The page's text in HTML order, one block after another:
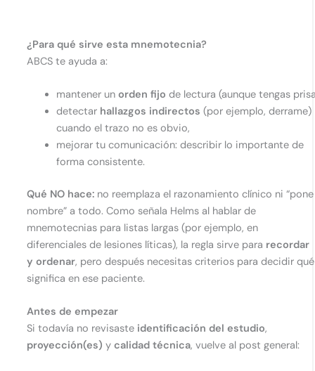
¿Para qué sirve esta mnemotecnia?
ABCS te ayuda a:
mantener unorden fijo de lectura (aunque tengas
detectar hallazgos indirectos (por ejemplo, derrame)
cuando el trazo no es obvio,
mejorar tu comunicación: describir lo importante de
forma consistente.
Qué NO hace: no reemplaza el razonamiento clínico ni “pone
nombre” a todo. Como señala Helms al hablar de
mnemotecnias para listas largas (por ejemplo, en
diferenciales de lesiones líticas), la regla sirve para recordar
y ordenar, pero después necesitas criterios para decidir qué
significa en ese paciente.
Antes de empezar
Si todavía no revisaste identificación del estudio,
proyección(es) ycalidad técnica, vuelve al post general: